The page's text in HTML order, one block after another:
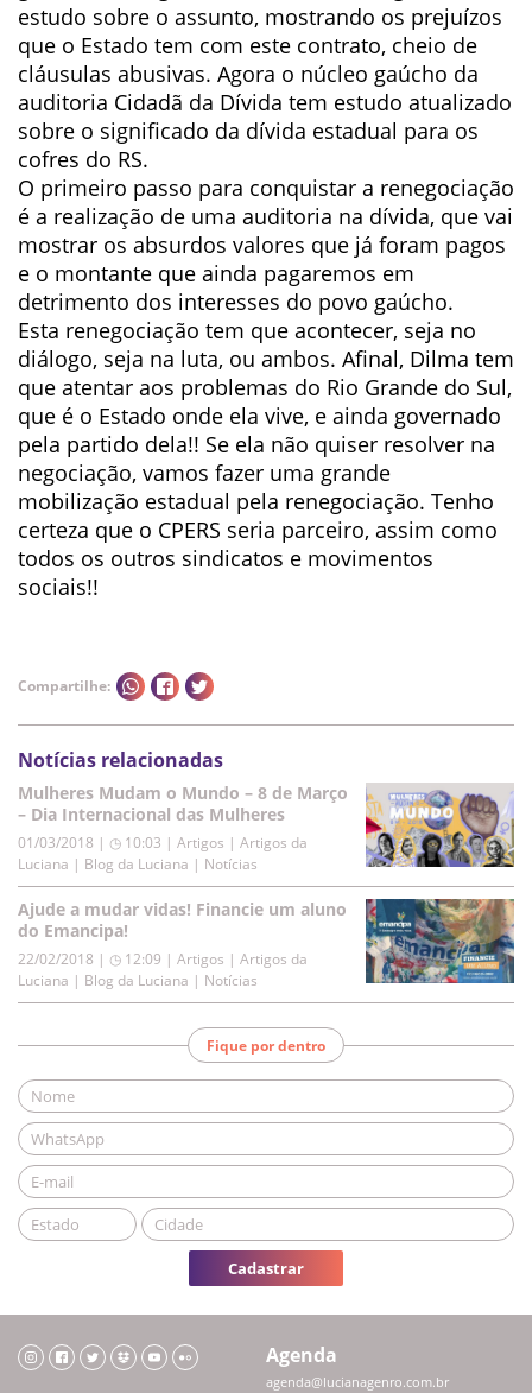
estudo sobre o assunto, mostrando os prejuízos
que o Estado tem com este contrato, cheio de
cláusulas abusivas. Agora o núcleo gaúcho da
auditoria Cidadã da Dívida tem estudo atualizado
sobre o significado da dívida estadual para os
cofres do RS.
O primeiro passo para conquistar a renegociação
é a realização de uma auditoria na dívida, que vai
mostrar os absurdos valores que já foram pagos
e o montante que ainda pagaremos em
detrimento dos interesses do povo gaúcho.
Esta renegociação tem que acontecer, seja no
diálogo, seja na luta, ou ambos. Afinal, Dilma tem
que atentar aos problemas do Rio Grande do Sul,
que é o Estado onde ela vive, e ainda governado
pela partido dela!! Se ela não quiser resolver na
negociação, vamos fazer uma grande
mobilização estadual pela renegociação. Tenho
certeza que o CPERS seria parceiro, assim como
todos os outros sindicatos e movimentos
sociais!!
Compartilhe:
Notícias relacionadas
Mulheres Mudam o Mundo – 8 de Março
– Dia Internacional das Mulheres
01/03/2018 | ◷ 10:03 | Artigos | Artigos da
Luciana | Blog da Luciana | Notícias
Ajude a mudar vidas! Financie um aluno
do Emancipa!
22/02/2018 | ◷ 12:09 | Artigos | Artigos da
Luciana | Blog da Luciana | Notícias
Fique por dentro
Cadastrar
Agenda
agenda@lucianagenro.com.br